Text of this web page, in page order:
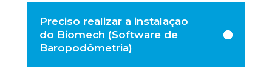
Preciso realizar a instalação
do Biomech (Software de
Baropodômetria)